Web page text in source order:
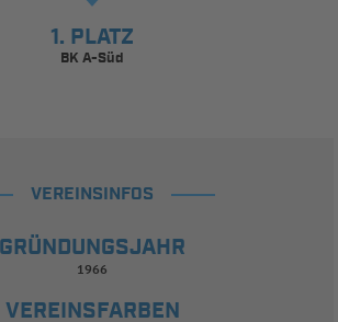
1. PLATZ
BK A-Süd
VEREINSINFOS
GRÜNDUNGSJAHR
1966
VEREINSFARBEN